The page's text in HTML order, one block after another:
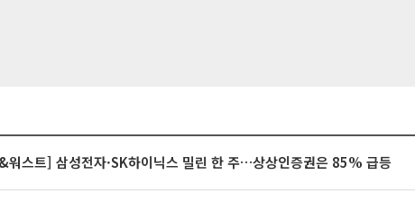
워스트] 삼성전자·SK하이닉스 밀린 한 주…상상인증권은 85% 급등